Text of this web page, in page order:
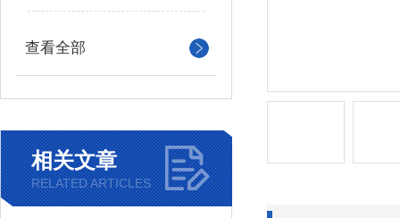
查看全部
相关文章
RELATED ARTICLES